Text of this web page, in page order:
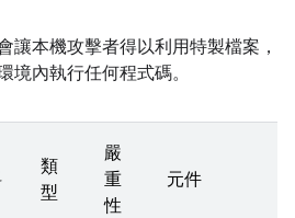
讓本機攻擊者得以利用特製檔案，
境內執行任何程式碼。
類
型
嚴
重
性
元件